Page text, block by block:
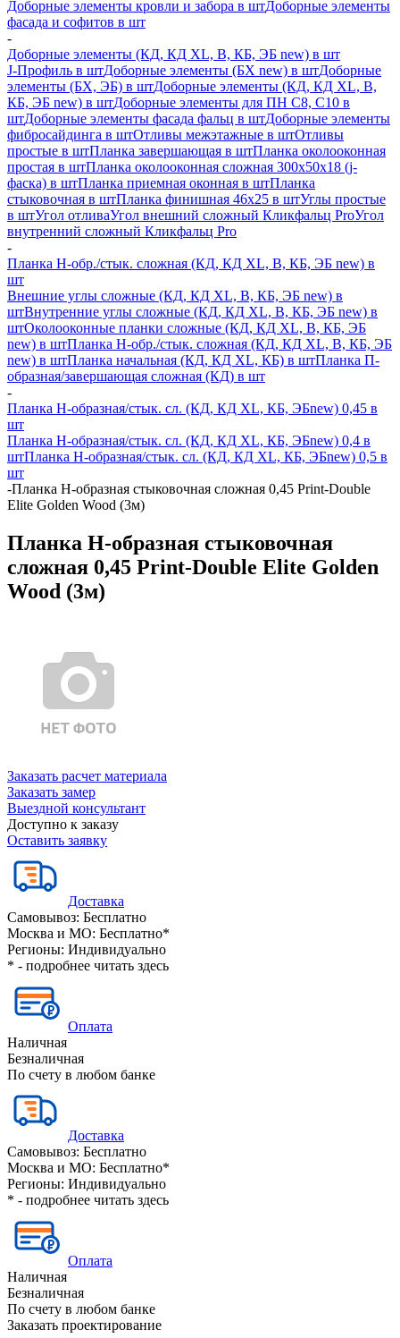
Доборные элементы кровли и забора в штДоборные элементы
фасада и софитов в шт
-
Доборные элементы (КД, КД XL, В, КБ, ЭБ new) в шт
J-Профиль в штДоборные элементы (БХ new) в штДоборные
элементы (БХ, ЭБ) в штДоборные элементы (КД, КД XL, В,
КБ, ЭБ new) в штДоборные элементы для ПН С8, С10 в
штДоборные элементы фасада фальц в штДоборные элементы
фибросайдинга в штОтливы межэтажные в штОтливы
простые в штПланка завершающая в штПланка околооконная
простая в штПланка околооконная сложная 300х50х18 (j-
фаска) в штПланка приемная оконная в штПланка
стыковочная в штПланка финишная 46х25 в штУглы простые
в штУгол отливаУгол внешний сложный Кликфальц ProУгол
внутренний сложный Кликфальц Pro
-
Планка H-обр./стык. сложная (КД, КД XL, В, КБ, ЭБ new) в
шт
Внешние углы сложные (КД, КД XL, В, КБ, ЭБ new) в
штВнутренние углы сложные (КД, КД XL, В, КБ, ЭБ new) в
штОколооконные планки сложные (КД, КД XL, В, КБ, ЭБ
new) в штПланка H-обр./стык. сложная (КД, КД XL, В, КБ, ЭБ
new) в штПланка начальная (КД, КД XL, КБ) в штПланка П-
образная/завершающая сложная (КД) в шт
-
Планка H-образная/стык. сл. (КД, КД XL, КБ, ЭБnew) 0,45 в
шт
Планка H-образная/стык. сл. (КД, КД XL, КБ, ЭБnew) 0,4 в
штПланка H-образная/стык. сл. (КД, КД XL, КБ, ЭБnew) 0,5 в
шт
-Планка Н-образная стыковочная сложная 0,45 Print-Double
Elite Golden Wood (3м)
Планка Н-образная стыковочная
сложная 0,45 Print-Double Elite Golden
Wood (3м)
Заказать расчет материала
Заказать замер
Выездной консультант
Доступно к заказу
Оставить заявку
Доставка
Самовывоз: Бесплатно
Москва и МО: Бесплатно*
Регионы: Индивидуально
* - подробнее читать здесь
Оплата
Наличная
Безналичная
По счету в любом банке
Доставка
Самовывоз: Бесплатно
Москва и МО: Бесплатно*
Регионы: Индивидуально
* - подробнее читать здесь
Оплата
Наличная
Безналичная
По счету в любом банке
Заказать проектирование